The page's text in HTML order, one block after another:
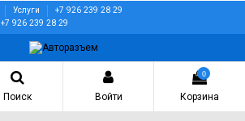
Услуги
+7 926 239 28 29
+7 926 239 28 29
Поиск Войти
0
Корзина